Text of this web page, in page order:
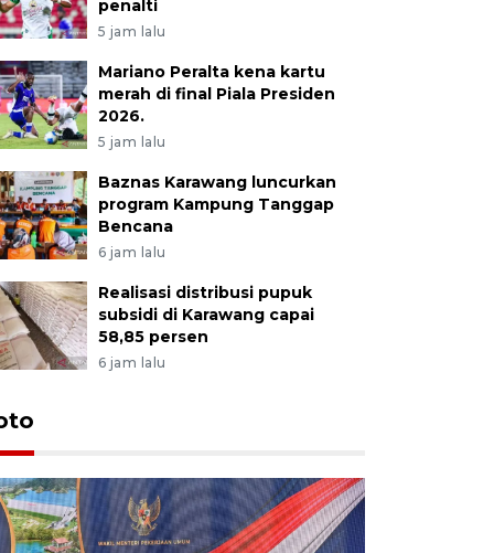
penalti
5 jam lalu
Mariano Peralta kena kartu
merah di final Piala Presiden
2026.
5 jam lalu
Baznas Karawang luncurkan
program Kampung Tanggap
Bencana
6 jam lalu
Realisasi distribusi pupuk
subsidi di Karawang capai
58,85 persen
6 jam lalu